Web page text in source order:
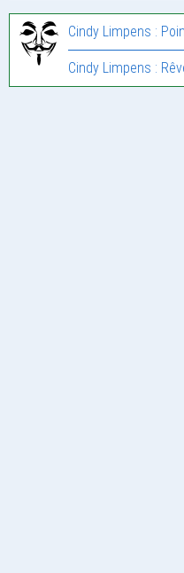
Cindy Limpens :
Cindy Limpens :